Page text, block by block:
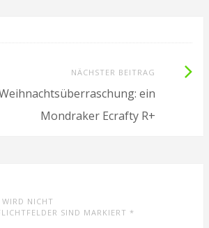
NÄCHSTER BEITRAG
ein
Mondraker Ecrafty R+
WIRD NICHT
SIND MARKIERT *